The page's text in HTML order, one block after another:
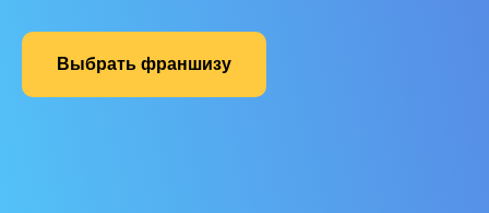
Выбрать франшизу